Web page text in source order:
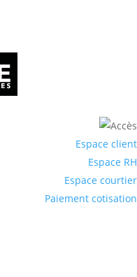
Espace client
Espace RH
Espace courtier
Paiement cotisation